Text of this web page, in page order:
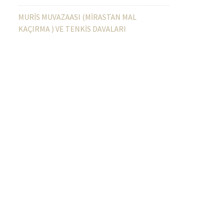
MURİS MUVAZAASI (MİRASTAN MAL
KAÇIRMA ) VE TENKİS DAVALARI